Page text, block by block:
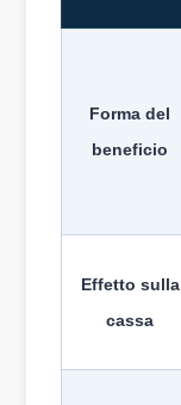
Forma del
beneficio
Effetto sulla
cassa